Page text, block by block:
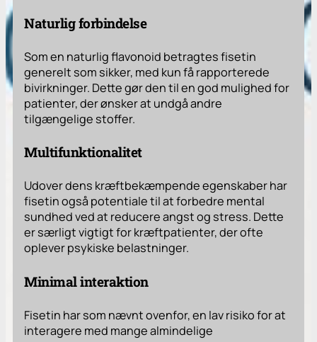
Naturlig forbindelse
Som en naturlig flavonoid betragtes fisetin
generelt som sikker, med kun få rapporterede
bivirkninger. Dette gør den til en god mulighed for
patienter, der ønsker at undgå andre
tilgængelige stoffer.
Multifunktionalitet
Udover dens kræftbekæmpende egenskaber har
fisetin også potentiale til at forbedre mental
sundhed ved at reducere angst og stress. Dette
er særligt vigtigt for kræftpatienter, der ofte
oplever psykiske belastninger.
Minimal interaktion
Fisetin har som nævnt ovenfor, en lav risiko for at
interagere med mange almindelige